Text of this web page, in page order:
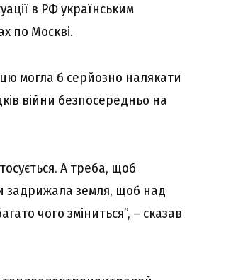
в РФ українським
по Москві.
могла б серйозно налякати
війни безпосередньо на
А треба, щоб
задрижала земля, щоб над
чого зміниться”, – сказав